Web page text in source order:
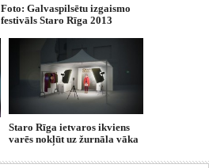
Foto: Galvaspilsētu izgaismo
festivāls Staro Rīga 2013
Staro Rīga ietvaros ikviens
varēs nokļūt uz žurnāla vāka